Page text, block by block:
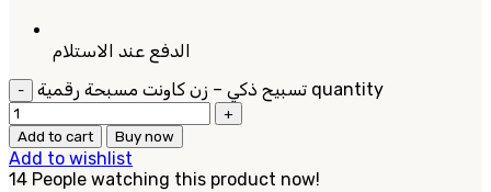
الدفع عند الاستلام
تسبيح ذكي – زن كاونت مسبحة رقمية quantity
Add to cart Buy now
Add to wishlist
14 People watching this product now!